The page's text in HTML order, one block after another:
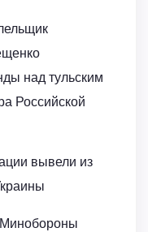
над тульским
Российской
вывели из